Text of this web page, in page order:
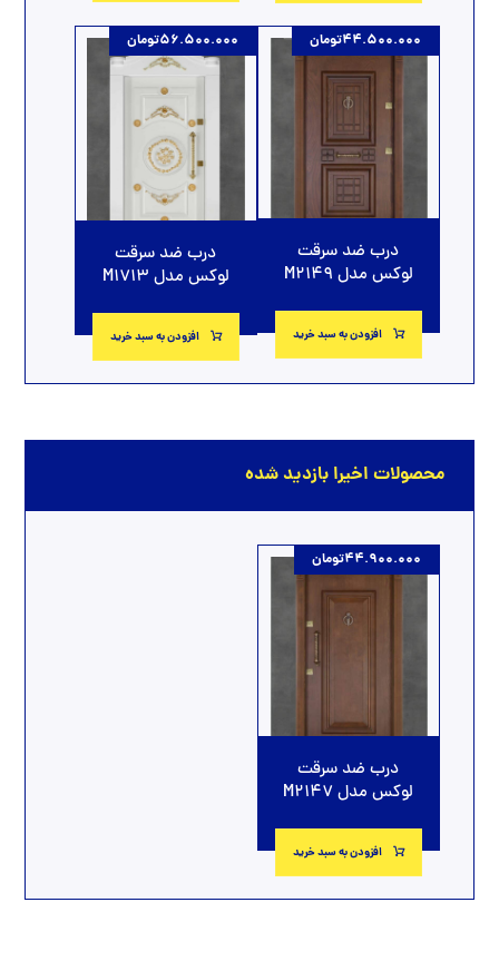
درب ضد سرقت
لوکس مدل M2149
44.500.000تومان
افزودن به سبد خرید
درب ضد سرقت
لوکس مدل M1713
56.500.000تومان
افزودن به سبد خرید
محصولات اخیرا بازدید شده
درب ضد سرقت
لوکس مدل M2147
44.900.000تومان
افزودن به سبد خرید